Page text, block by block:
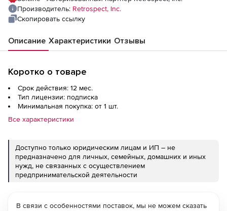
Производитель: Retrospect, Inc.
Скопировать ссылку
Описание Характеристики Отзывы
Коротко о товаре
Срок действия: 12 мес.
Тип лицензии: подписка
Минимальная покупка: от 1 шт.
Все характеристики
Доступно только юридическим лицам и ИП – не
предназначено для личных, семейных, домашних и иных
нужд, не связанных с осуществлением
предпринимательской деятельности
В связи с особенностями поставок, мы не можем сказать